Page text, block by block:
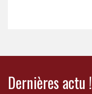
Dernières actu !